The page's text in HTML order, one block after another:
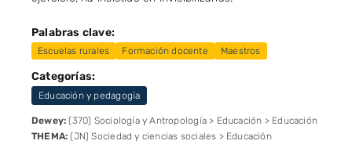
Palabras clave:
Escuelas rurales Formación docente Maestros
Categorías:
Educación y pedagogía
Dewey: (370) Sociología y Antropología > Educación > Educación
THEMA: (JN) Sociedad y ciencias sociales > Educación